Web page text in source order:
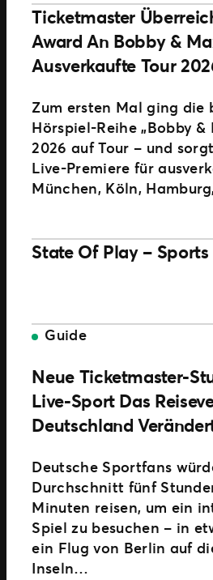
Ticketmaster
Award An Bobby &
Ausverkaufte Tour
Zum ersten Mal ging die
Hörspiel-Reihe „Bobby &
2026 auf Tour – und
Live-Premiere für
München, Köln,
State Of Play – Sports
Guide
Neue Ticketmaster-
Live-Sport Das
Deutschland
Deutsche Sportfans
Durchschnitt fünf
Minuten reisen, um ein
Spiel zu besuchen – in
ein Flug von Berlin auf
Inseln…